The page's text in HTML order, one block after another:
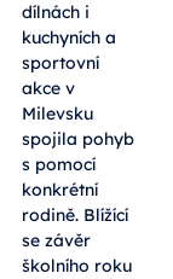
dílnách i
kuchyních a
sportovní
akce v
Milevsku
spojila pohyb
s pomocí
konkrétní
rodině. Blížící
se závěr
školního roku